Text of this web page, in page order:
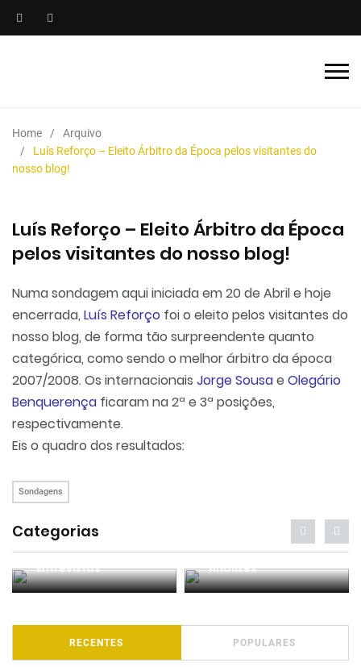
Home
Arquivo
Luís Reforço – Eleito Árbitro da Época pelos visitantes do
nosso blog!
Luís Reforço – Eleito Árbitro da Época
pelos visitantes do nosso blog!
Numa sondagem aqui iniciada em 20 de Abril e hoje
encerrada, Luís Reforço foi o eleito pelos visitantes do
nosso blog, de forma tão surpreendente quanto
categórica, como sendo o melhor árbitro da época
2007/2008. Os internacionais Jorge Sousae Olegário
Benquerença ficaram na 2ª e 3ª posições,
respectivamente.
Eis o quadro dos resultados:
Sondagens
Categorias
Entrevistas Análises
RECENTES POPULARES